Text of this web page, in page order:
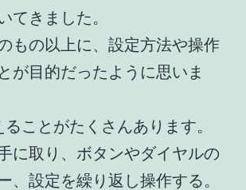
てきました。
もの以上に、設定方法や操作
が目的だったように思いま
ことがたくさんあります。
に取り、ボタンやダイヤルの
、設定を繰り返し操作する。